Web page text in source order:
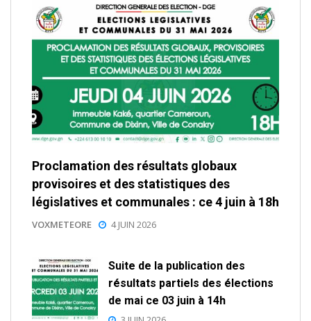
Proclamation des résultats globaux
provisoires et des statistiques des
législatives et communales : ce 4 juin à 18h
VOXMETEORE 4 JUIN 2026
Suite de la publication des
résultats partiels des élections
de mai ce 03 juin à 14h